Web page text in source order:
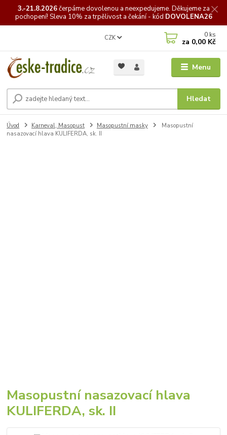
3.-21.8.2026čerpámedovolenou a neexpedujeme. Děkujeme za
pochopení! Sleva 10% za trpělivost a čekání - kód DOVOLENA26
Menu
CZK
Hledat
0 ks
za 0,00 Kč
Úvod Karneval, Masopust Masopustní masky
Masopustní
nasazovací hlava KULIFERDA, sk. II
Masopustní nasazovací hlava
KULIFERDA, sk. II